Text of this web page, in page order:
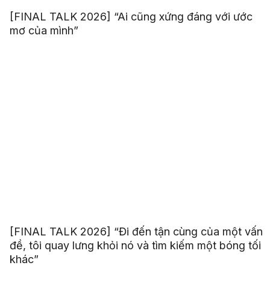
[FINAL TALK 2026] “Ai cũng xứng đáng với ước
mơ của mình”
[FINAL TALK 2026] “Đi đến tận cùng của một vấn
đề, tôi quay lưng khỏi nó và tìm kiếm một bóng tối
khác”